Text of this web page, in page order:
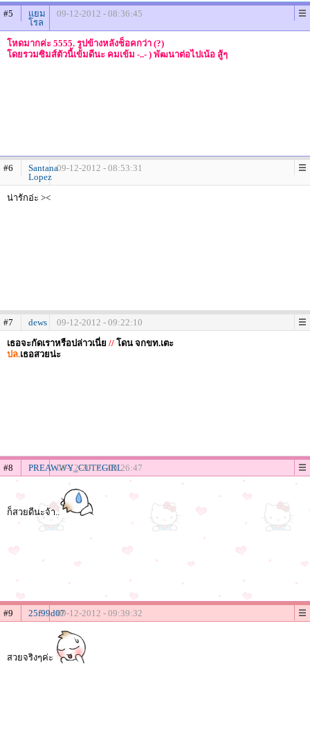
#5
แยม
โรล
09-12-2012 - 08:36:45
โหดมากค่ะ 5555. รูปข้างหลังช็อคกว่า (?)
โดยรวมซิมส์ตัวนี้เข้มดีนะ คมเข้ม -..- ) พัฒนาต่อไปเน้อ สู้ๆ
#6
Santana
Lopez
09-12-2012 - 08:53:31
น่ารักอ่ะ ><
#7 dews
09-12-2012 - 09:22:10
เธอจะกัดเราหรือปล่าวเนี่ย // โดน จกขท.เตะ
ปล.เธอสวยน่ะ
#8 PREAWWY_CUTEGIRL
09-12-2012 - 09:26:47
ก็สวยดีนะจ้า..
#9 25f99d0709-12-2012 - 09:39:32
สวยจริงๆค่ะ